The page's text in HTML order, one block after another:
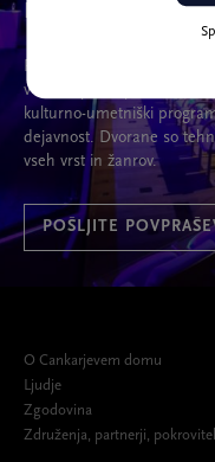
Naše dvorane
Razgibana zunanjost
v notranjosti, kjer na
kulturno-umetniški
dejavnost. Dvorane so
vseh vrst in žanrov.
POŠLJITE
O Cankarjevem domu
Ljudje
Zgodovina
Združenja, partnerji,